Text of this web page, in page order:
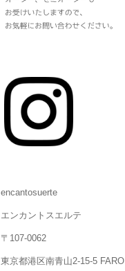
encantosuerte
エンカントスエルテ
〒107-0062
東京都港区南青山2-15-5 FARO